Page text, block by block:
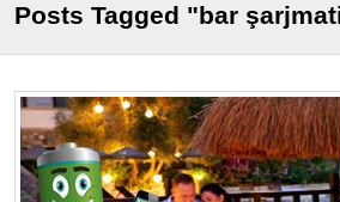
Posts Tagged "bar